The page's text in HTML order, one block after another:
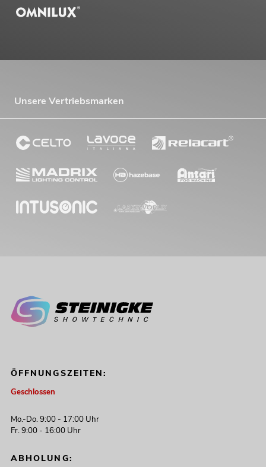
Unsere Vertriebsmarken
ÖFFNUNGSZEITEN:
Geschlossen
Mo.-Do. 9:00 - 17:00 Uhr
Fr. 9:00 - 16:00 Uhr
ABHOLUNG: